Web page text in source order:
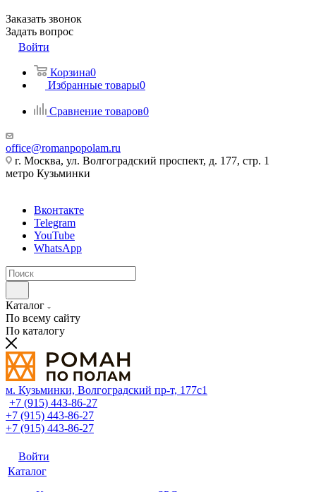
Заказать звонок
Задать вопрос
Войти
Корзина0
Избранные товары0
Сравнение товаров0
office@romanpopolam.ru
г. Москва, ул. Волгоградский проспект, д. 177, стр. 1
метро Кузьминки
Вконтакте
Telegram
YouTube
WhatsApp
Каталог
По всему сайту
По каталогу
м. Кузьминки, Волгоградский пр‑т, 177с1
+7 (915) 443-86-27
+7 (915) 443-86-27
+7 (915) 443-86-27
Войти
Каталог